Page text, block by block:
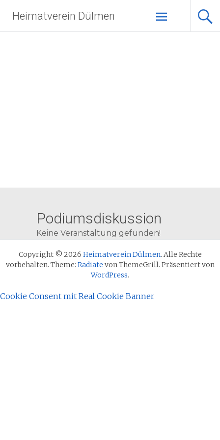
Inhalt
springen
Heimatverein Dülmen
Podiumsdiskussion
Keine Veranstaltung gefunden!
Copyright © 2026 Heimatverein Dülmen. Alle Rechte
vorbehalten. Theme: Radiate von ThemeGrill. Präsentiert von
WordPress.
Cookie Consent mit Real Cookie Banner